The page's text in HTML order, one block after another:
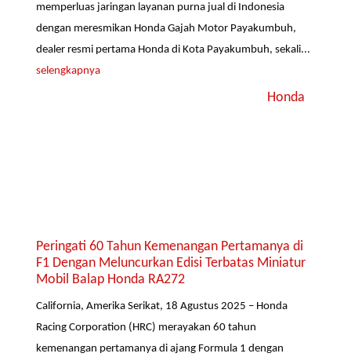
memperluas jaringan layanan purna jual di Indonesia
dengan meresmikan Honda Gajah Motor Payakumbuh,
dealer resmi pertama Honda di Kota Payakumbuh, sekali...
selengkapnya
Honda
Peringati 60 Tahun Kemenangan Pertamanya di
F1 Dengan Meluncurkan Edisi Terbatas Miniatur
Mobil Balap Honda RA272
California, Amerika Serikat, 18 Agustus 2025 – Honda
Racing Corporation (HRC) merayakan 60 tahun
kemenangan pertamanya di ajang Formula 1 dengan